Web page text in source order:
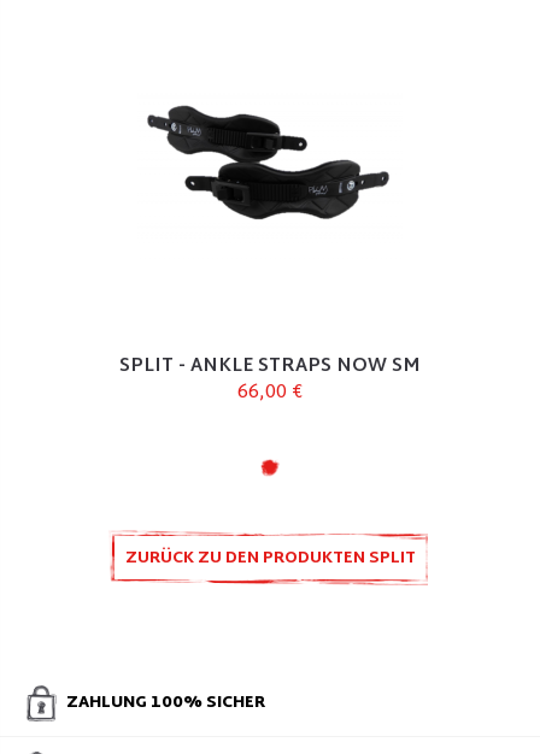
SPLIT - ANKLE STRAPS NOW SM
66,00 €
ZURÜCK ZU DEN PRODUKTEN SPLIT
ZAHLUNG 100% SICHER